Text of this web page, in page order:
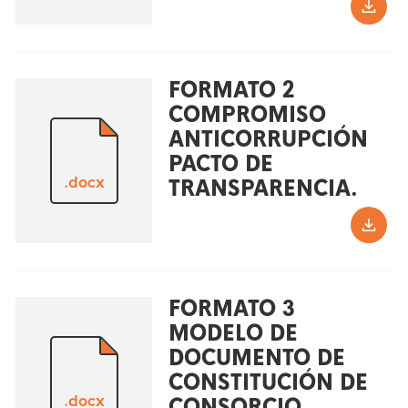
.docx
FORMATO 2
COMPROMISO
ANTICORRUPCIÓN
PACTO DE
TRANSPARENCIA.
.docx
FORMATO 3
MODELO DE
DOCUMENTO DE
CONSTITUCIÓN DE